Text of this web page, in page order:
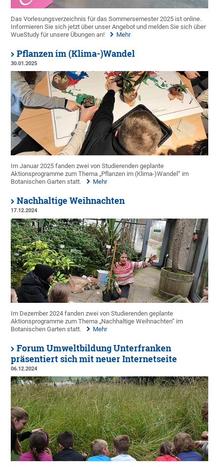
Das Vorlesungsverzeichnis für das Sommersemester 2025 ist online.
Informieren Sie sich jetzt über unser Angebot und melden Sie sich über
WueStudy für unsere Übungen an!
Mehr
Pflanzen im (Klima-)Wandel
30.01.2025
Im Januar 2025 fanden zwei von Studierenden geplante
Aktionsprogramme zum Thema „Pflanzen im (Klima-)Wandel“ im
Botanischen Garten statt.
Mehr
Nachhaltige Weihnachten
17.12.2024
Im Dezember 2024 fanden zwei von Studierenden geplante
Aktionsprogramme zum Thema „Nachhaltige Weihnachten“ im
Botanischen Garten statt.
Mehr
Forum Umweltbildung Unterfranken
präsentiert sich mit neuer Internetseite
06.12.2024